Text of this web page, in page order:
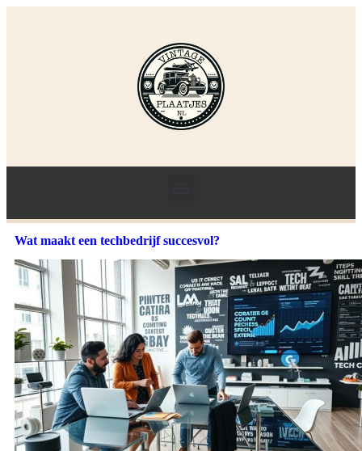
Wat maakt een techbedrijf succesvol?